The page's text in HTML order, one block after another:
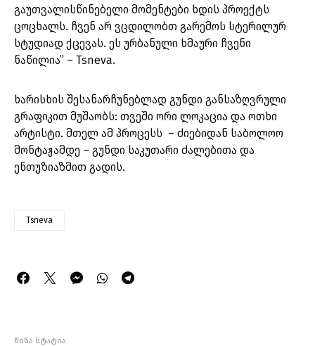
გაუთვალისწინებელი მომენტები ხდის პროექტს
ცოცხალს. ჩვენ არ ვცდილობთ გარემოს სტერილურ
სტუდიად ქცევას. ეს ურბანული ხმაური ჩვენი
ნაწილია” – Tsneva.
ხარისხის შესანარჩუნებლად გუნდი განსაზღვრული
გრაფიკით მუშაობს: თვეში ორი ლოკაცია და ოთხი
არტისტი. მთელ ამ პროცესს – ძიებიდან საბოლოო
მონტაჟამდე – გუნდი საკუთარი ძალებითა და
ენთუზიაზმით გადის.
Tsneva
წინა სტატია